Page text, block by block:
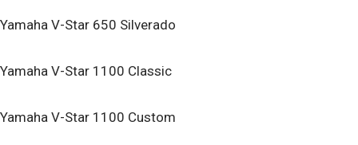
Yamaha V-Star 650 Silverado
Yamaha V-Star 1100 Classic
Yamaha V-Star 1100 Custom